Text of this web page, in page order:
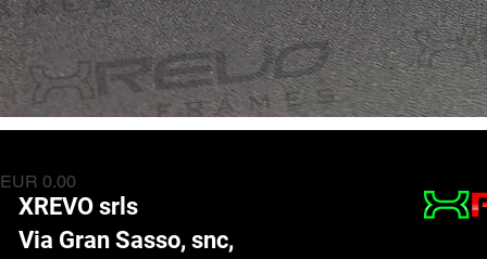
Preis
EUR 0.00
XREVO srls
Via Gran Sasso, snc,